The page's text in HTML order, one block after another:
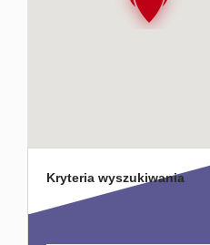
Kryteria wyszukiwania